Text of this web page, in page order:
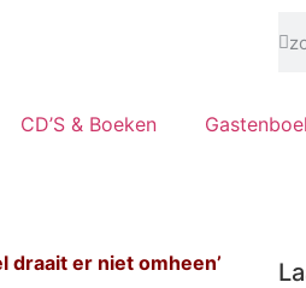
CD’S & Boeken
draait er niet omheen’